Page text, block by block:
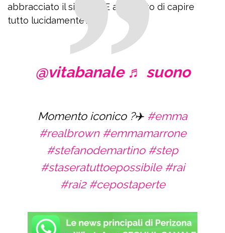
abbracciato il silenzio. E aspettato di capire
tutto lucidamente”.
@vitabanale
Momento iconico ?✈️ #emma
#realbrown #emmamarrone
#stefanodemartino #step
#staseratuttoepossibile #rai
#rai2 #cepostaperte
♬ suono